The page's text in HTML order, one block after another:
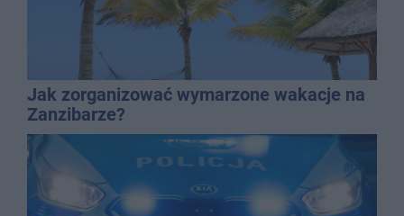
Jak zorganizować wymarzone wakacje na
Zanzibarze?